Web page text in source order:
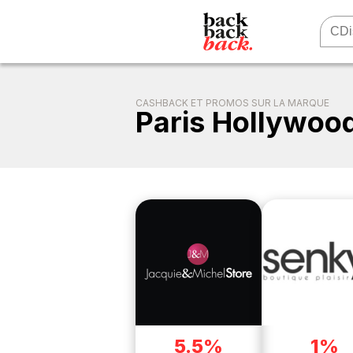
CASHBACK ET PROMOS SUR LA MARQUE
Paris
5.5% 1%